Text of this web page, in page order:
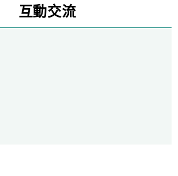
互動交流